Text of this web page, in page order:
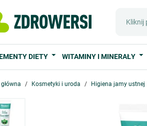
DIETY WITAMINY I MINERAŁY
Kosmetyki i uroda Higiena jamy ustnej